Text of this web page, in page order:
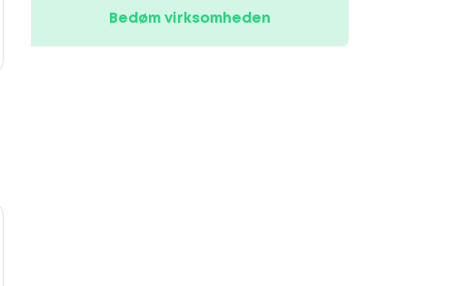
Bedøm virksomheden